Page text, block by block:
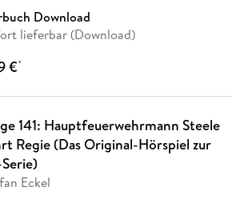
Download
lieferbar (Download)
€*
141: Hauptfeuerwehrmann Steele
Regie (Das Original-Hörspiel zur
Eckel